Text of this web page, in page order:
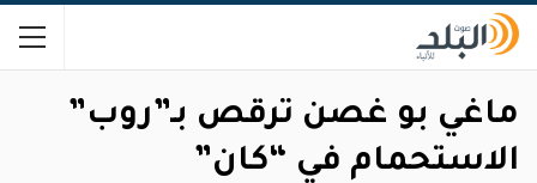
ماغي بو غصن ترقص بـ”روب”
الاستحمام في “كان”